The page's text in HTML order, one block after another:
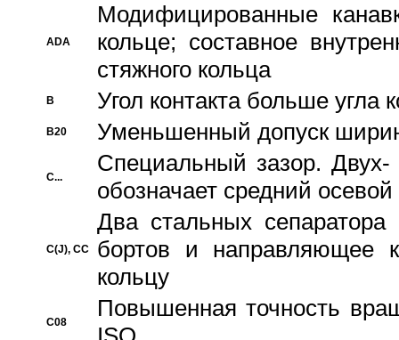
ADA
Модифицированные
кольце; составное
стяжного кольца
B Угол контакта больше угла
B20 Уменьшенный допуск
C...
Специальный зазор.
обозначает средний
C(J), CC
Два стальных сепаратора
бортов и направляющее
кольцу
C08
Повышенная точность